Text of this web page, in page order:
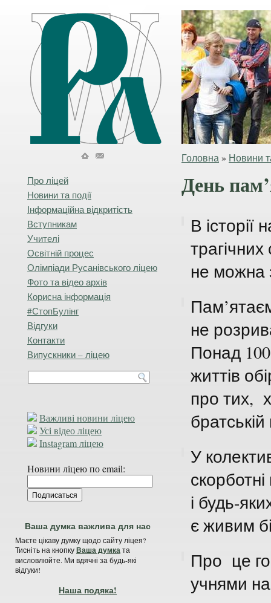
Головна » Новини
Про ліцей
Новини та події
Інформаційна відкритість
Вступникам
Учителі
Освітній процес
Олімпіади Русанівського ліцею
Фото та відео архів
Корисна інформація
#СтопБулінг
Відгуки
Контакти
Випускники – ліцею
Важливі новини ліцею
Усі відео ліцею
Instagram ліцею
Новини ліцею по email:
Ваша думка важлива для нас
Маєте цікаву думку щодо сайту ліцея?
Тисніть на кнопкуВаша думката
висловлюйте. Ми вдячні за будь-які
відгуки!
Наша подяка!
День
В історії
не можна
не
Понад
життів
про тих,
У
і будь-
є живим
Про це
учнями на